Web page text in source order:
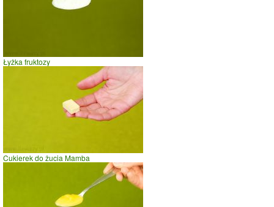
Łyżka fruktozy
Cukierek do żucia Mamba